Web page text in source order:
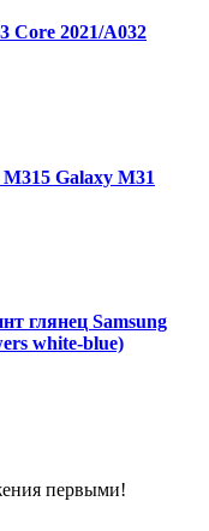
Core 2021/A032
Galaxy M31
глянец Samsung
white-blue)
первыми!